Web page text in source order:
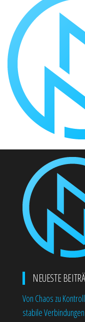
NEUESTE
Von Chaos zu
stabile